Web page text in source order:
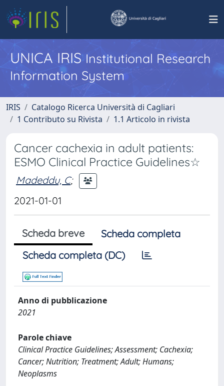
UNICA IRISInstitutional Research
Information System
IRIS
Catalogo Ricerca Università di Cagliari
1 Contributo su Rivista
1.1 Articolo in rivista
Cancer cachexia in adult patients:
ESMO Clinical Practice Guidelines☆
Madeddu, C;
2021-01-01
Scheda breve
Scheda completa
Scheda completa (DC)
Anno di pubblicazione
2021
Parole chiave
Clinical Practice Guidelines; Assessment; Cachexia;
Cancer; Nutrition; Treatment; Adult; Humans;
Neoplasms